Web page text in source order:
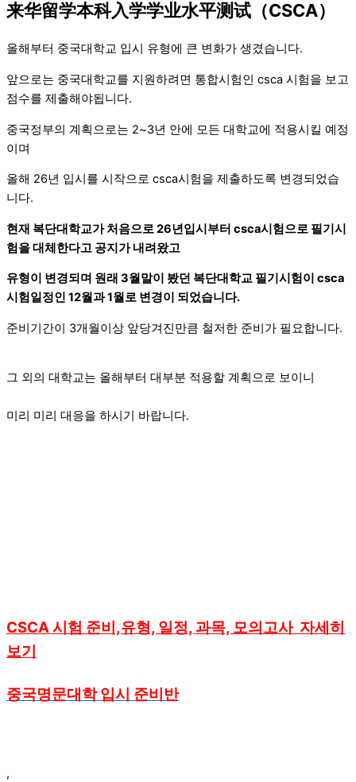
来华留学本科入学学业水平测试（CSCA）
올해부터 중국대학교 입시 유형에 큰 변화가 생겼습니다.
앞으로는 중국대학교를 지원하려면 통합시험인 csca 시험을 보고
점수를 제출해야됩니다.
중국정부의 계획으로는 2~3년 안에 모든 대학교에 적용시킬 예정
이며
올해 26년 입시를 시작으로 csca시험을 제출하도록 변경되었습
니다.
현재 복단대학교가 처음으로 26년입시부터 csca시험으로 필기시
험을 대체한다고 공지가 내려왔고
유형이 변경되며 원래 3월말이 봤던 복단대학교 필기시험이 csca
시험일정인 12월과 1월로 변경이 되었습니다.
준비기간이 3개월이상 앞당겨진만큼 철저한 준비가 필요합니다.
그 외의 대학교는 올해부터 대부분 적용할 계획으로 보이니
미리 미리 대응을 하시기 바랍니다.
CSCA 시험 준비,유형, 일정, 과목, 모의고사 자세히
보기
중국명문대학 입시 준비반
,